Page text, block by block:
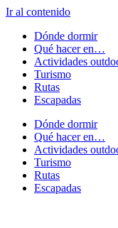
Ir al contenido
Dónde dormir
Qué hacer en…
Actividades
Turismo
Rutas
Escapadas
Dónde dormir
Qué hacer en…
Actividades
Turismo
Rutas
Escapadas